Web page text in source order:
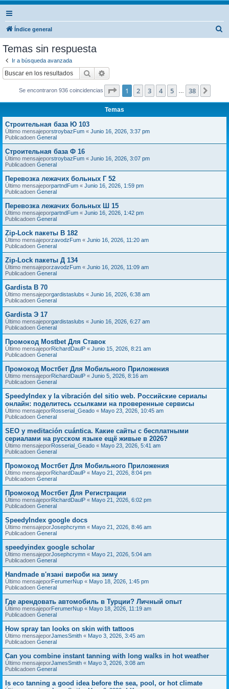
Índice general
Temas sin respuesta
Ir a búsqueda avanzada
Buscar
Se encontraron 936 coincidencias Página de 38
1 2 3 4 5 38
Temas
Строительная база Ю 103
Último mensajeporstroybazFum « Junio 16, 2026, 3:37 pm
Publicadoen General
Строительная база Ф 16
Último mensajeporstroybazFum « Junio 16, 2026, 3:07 pm
Publicadoen General
Перевозка лежачих больных Г 52
Último mensajeporpartndFum « Junio 16, 2026, 1:59 pm
Publicadoen General
Перевозка лежачих больных Ш 15
Último mensajeporpartndFum « Junio 16, 2026, 1:42 pm
Publicadoen General
Zip-Lock пакеты В 182
Último mensajeporzavodzFum « Junio 16, 2026, 11:20 am
Publicadoen General
Zip-Lock пакеты Д 134
Último mensajeporzavodzFum « Junio 16, 2026, 11:09 am
Publicadoen General
Gardista В 70
Último mensajeporgardistaslubs « Junio 16, 2026, 6:38 am
Publicadoen General
Gardista Э 17
Último mensajeporgardistaslubs « Junio 16, 2026, 6:27 am
Publicadoen General
Промокод Mostbet Для Ставок
Último mensajeporRichardDaulP « Junio 15, 2026, 8:21 am
Publicadoen General
Промокод Мостбет Для Мобильного Приложения
Último mensajeporRichardDaulP « Junio 5, 2026, 8:16 am
Publicadoen General
SpeedyIndex y la vibración del sitio web. Российские сериалы
онлайн: поделитесь ссылками на проверенные сервисы
Último mensajeporRosserial_Geado « Mayo 23, 2026, 10:45 am
Publicadoen General
SEO y meditación cuántica. Какие сайты с бесплатными
сериалами на русском языке ещё живые в 2026?
Último mensajeporRosserial_Geado « Mayo 23, 2026, 5:41 am
Publicadoen General
Промокод Мостбет Для Мобильного Приложения
Último mensajeporRichardDaulP « Mayo 21, 2026, 8:04 pm
Publicadoen General
Промокод Мостбет Для Регистрации
Último mensajeporRichardDaulP « Mayo 21, 2026, 6:02 pm
Publicadoen General
SpeedyIndex google docs
Último mensajeporJosephcrymn « Mayo 21, 2026, 8:46 am
Publicadoen General
speedyindex google scholar
Último mensajeporJosephcrymn « Mayo 21, 2026, 5:04 am
Publicadoen General
Handmade в'язані вироби на зиму
Último mensajeporFerumerNup « Mayo 18, 2026, 1:45 pm
Publicadoen General
Где арендовать автомобиль в Турции? Личный опыт
Último mensajeporFerumerNup « Mayo 18, 2026, 11:19 am
Publicadoen General
How spray tan looks on skin with tattoos
Último mensajeporJamesSmith « Mayo 3, 2026, 3:45 am
Publicadoen General
Can you combine instant tanning with long walks in hot weather
Último mensajeporJamesSmith « Mayo 3, 2026, 3:08 am
Publicadoen General
Is eco tanning a good idea before the sea, pool, or hot climate